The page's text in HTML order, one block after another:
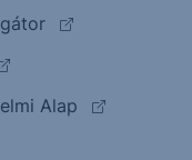
(külső oldalra
oldalra ugrik)
Alap
(külső